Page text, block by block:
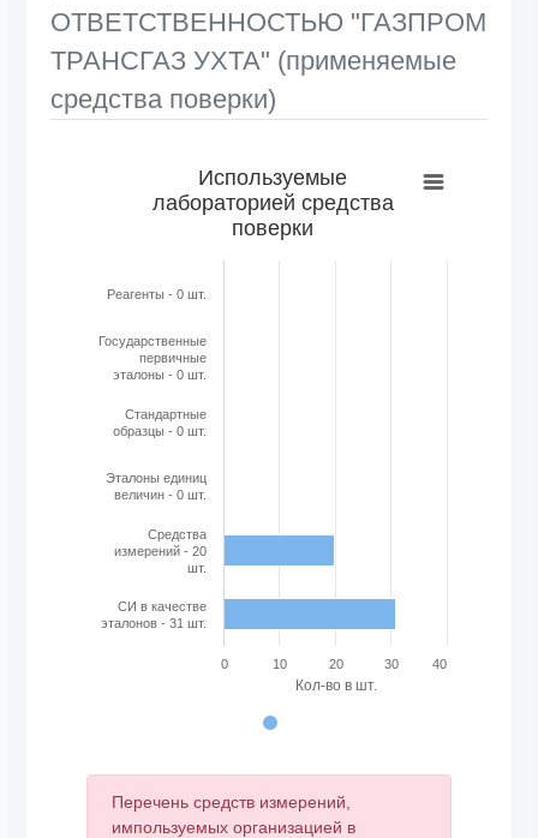
ОТВЕТСТВЕННОСТЬЮ "ГАЗПРОМ
ТРАНСГАЗ УХТА" (применяемые
средства поверки)
Bar chart with 6 bars.
View as data table, Используемые лабораторией
The chart has 1 X axis displaying categories.
The chart has 1 Y axis displaying Кол-во в шт.. Range: 0
Кол-во в шт.
Используемые
лабораторией средства
поверки
Реагенты - 0 шт.
Государственные
первичные
эталоны - 0 шт.
Стандартные
образцы - 0 шт.
Эталоны единиц
величин - 0 шт.
Cредства
измерений - 20
шт.
СИ в качестве
эталонов - 31 шт.
0 10 20 30 40
Перечень средств измерений,
импользуемых организацией в